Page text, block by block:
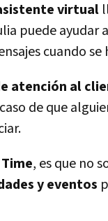
virtual
puede
cuando
atención al
de que
, es que no
y eventos